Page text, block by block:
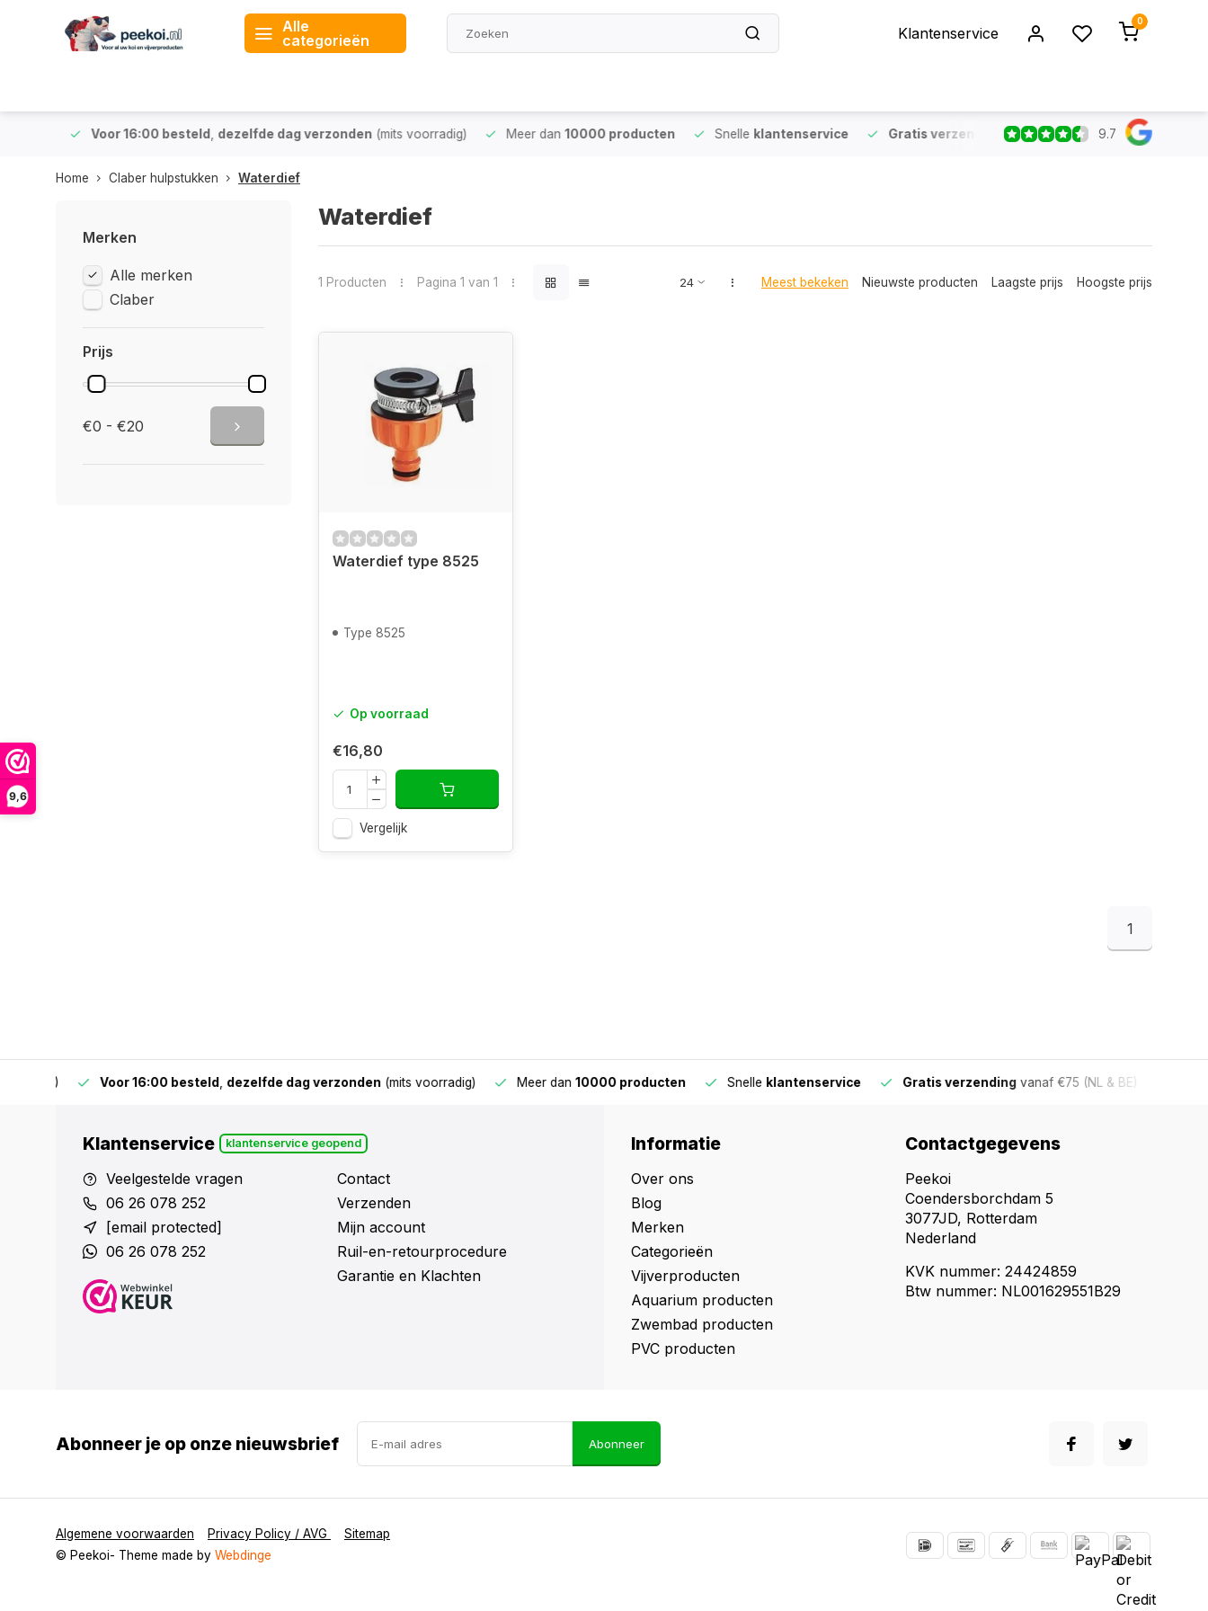
9,6
Alle
categorieën
Klantenservice
0
Voor 16:00 besteld,dezelfde dag verzonden(mits voorradig) Meer dan10000 producten Snelle klantenservice Gratis verzending vanaf €75 (NL & BE) Voor
9.7
Home Claber hulpstukken Waterdief
Merken
Alle merken
Claber
Prijs
€0 - €20
Waterdief
1 Producten Pagina 1 van 1 Meest bekeken Nieuwste producten Laagste prijs Hoogste prijs
Waterdief type 8525
Type 8525
Op voorraad
€16,80
Vergelijk
1
Voor 16:00 besteld,dezelfde dag verzonden(mits voorradig) Meer dan10000 producten Snelleklantenservice Gratis verzendingvanaf €75 (NL & BE)
Klantenservice klantenservice geopend
Veelgestelde vragen
06 26 078 252
[email protected]
06 26 078 252
Contact
Verzenden
Mijn account
Ruil-en-retourprocedure
Garantie en Klachten
Informatie
Over ons
Blog
Merken
Categorieën
Vijverproducten
Aquarium producten
Zwembad producten
PVC producten
Contactgegevens
Peekoi
Coendersborchdam 5
3077JD, Rotterdam
Nederland
KVK nummer: 24424859
Btw nummer: NL001629551B29
Abonneer je op onze nieuwsbrief Abonneer
Algemene voorwaarden Privacy Policy / AVG
Sitemap
© Peekoi- Theme made by Webdinge